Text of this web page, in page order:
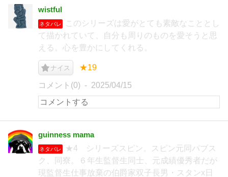
wistful
ネタバレ
このシリーズは愛がとても素敵なこととし
て描かれていて、自分も周りのものを愛そうと思
える。心を豊かにしてくれる。
ナイス ★19
コメント(0) 2025/04/15
guinness mama
ネタバレ
★4 シリーズスピン。スピン元同パブス
ク、同寮。６年生監督生同士、元成績優秀者だが
現監督生仕事放棄の伯爵家双子長男・スタンx日